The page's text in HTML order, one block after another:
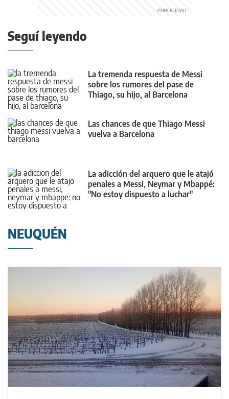
Seguí leyendo
La tremenda respuesta de Messi
sobre los rumores del pase de
Thiago, su hijo, al Barcelona
Las chances de que Thiago Messi
vuelva a Barcelona
La adicción del arquero que le atajó
penales a Messi, Neymar y Mbappé:
"No estoy dispuesto a luchar"
NEUQUÉN